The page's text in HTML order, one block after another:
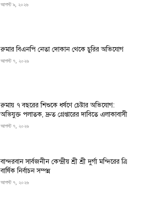
আগস্ট ৯, ২০২৬
রুমার বিএনপি নেতা দোকান থেকে চুরির অভিযোগ
আগস্ট ৭, ২০২৬
রুমায় ৭ বছরের শিশুকে ধর্ষণে চেষ্টার অভিযোগ:
অভিযুক্ত পলাতক, দ্রুত গ্রেপ্তারের দাবিতে এলাকাবাসী
আগস্ট ৭, ২০২৬
বান্দরবান সার্বজনীন কেন্দ্রীয় শ্রী শ্রী দুর্গা মন্দিরের ত্রি
বার্ষিক নির্বাচন সম্পন্ন
আগস্ট ৭, ২০২৬